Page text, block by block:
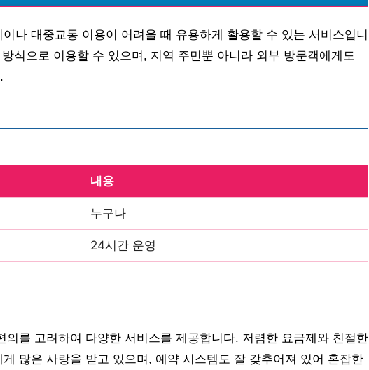
나 대중교통 이용이 어려울 때 유용하게 활용할 수 있는 서비스입니
식으로 이용할 수 있으며, 지역 주민뿐 아니라 외부 방문객에게도
내용
누구나
24시간 운영
의를 고려하여 다양한 서비스를 제공합니다. 저렴한 요금제와 친절한
많은 사랑을 받고 있으며, 예약 시스템도 잘 갖추어져 있어 혼잡한